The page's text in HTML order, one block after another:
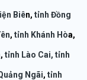
Biên, tỉnh Đồng
, tỉnh Khánh Hòa,
, tỉnh Lào Cai, tỉnh
Ngãi, tỉnh